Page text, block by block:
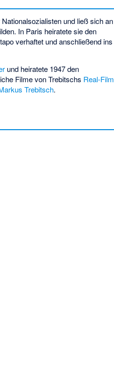
Nationalsozialisten und ließ sich an
In Paris heiratete sie den
verhaftet und anschließend ins
und heiratete 1947 den
Filme von Trebitschs Real-Film
Trebitsch.